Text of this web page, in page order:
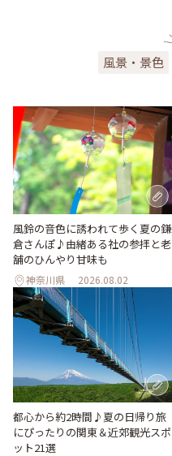
風景・景色
風鈴の音色に誘われて歩く夏の鎌
倉さんぽ♪由緒ある社の参拝と老
舗のひんやり甘味も
神奈川県 2026.08.02
都心から約2時間♪夏の日帰り旅
にぴったりの関東＆近郊観光スポ
ット21選